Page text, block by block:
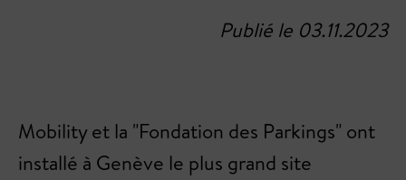
Publié le 03.11.2023
Mobility et la "Fondation des Parkings" ont
installé à Genève le plus grand site